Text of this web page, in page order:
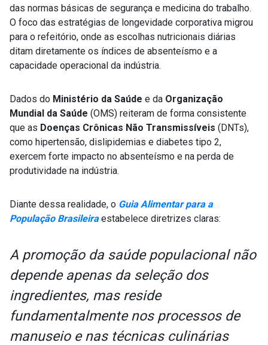
das normas básicas de segurança e medicina do trabalho.
O foco das estratégias de longevidade corporativa migrou
para o refeitório, onde as escolhas nutricionais diárias
ditam diretamente os índices de absenteísmo e a
capacidade operacional da indústria.
Dados do Ministério da Saúde e da Organização
Mundial da Saúde (OMS) reiteram de forma consistente
que as Doenças Crônicas Não Transmissíveis (DNTs),
como hipertensão, dislipidemias e diabetes tipo 2,
exercem forte impacto no absenteísmo e na perda de
produtividade na indústria.
Diante dessa realidade, o Guia Alimentar para a
População Brasileiraestabelece diretrizes claras:
A promoção da saúde populacional não
depende apenas da seleção dos
ingredientes, mas reside
fundamentalmente nos processos de
manuseio e nas técnicas culinárias